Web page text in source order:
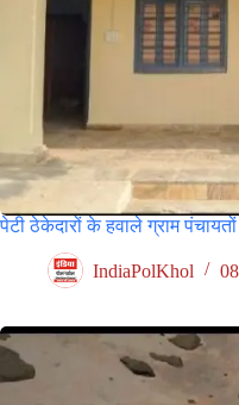
पेटी ठेकेदारों के हवाले ग्राम पंचायतों
IndiaPolKhol